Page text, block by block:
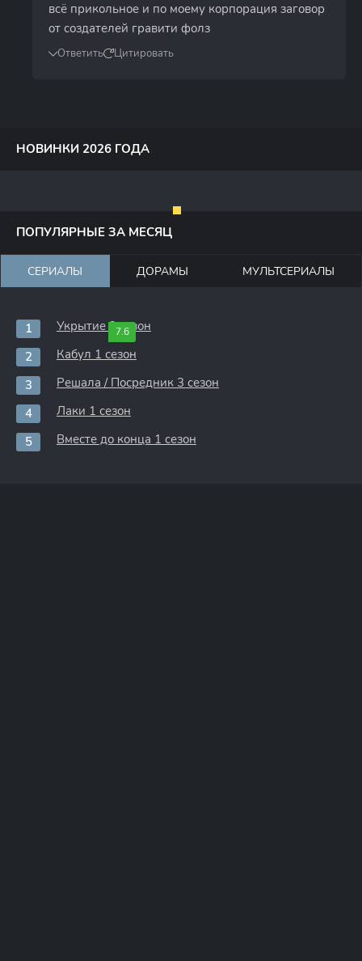
всё прикольное и по моему корпорация заговор
от создателей гравити фолз
Ответить Цитировать
НОВИНКИ 2026 ГОДА
ПОПУЛЯРНЫЕ ЗА МЕСЯЦ
СЕРИАЛЫ ДОРАМЫ МУЛЬТСЕРИАЛЫ
7.6
Укрытие 3 сезон
Кабул 1 сезон
Решала / Посредник 3 сезон
Лаки 1 сезон
Вместе до конца 1 сезон